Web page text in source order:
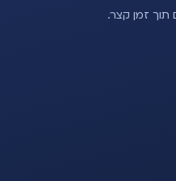
זמן קצר.